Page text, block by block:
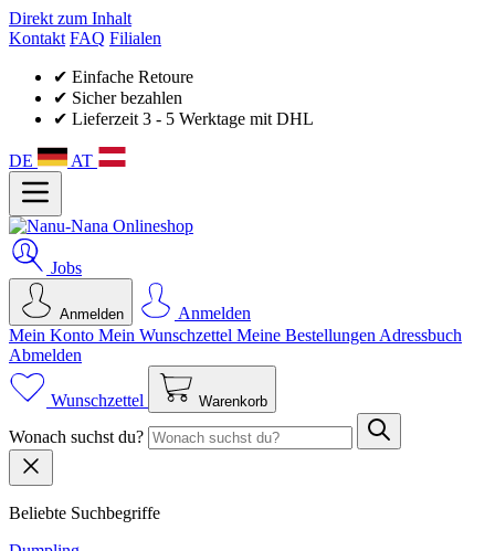
Direkt zum Inhalt
Kontakt FAQ Filialen
✔ Einfache Retoure
✔ Sicher bezahlen
✔ Lieferzeit 3 - 5 Werktage mit DHL
DE AT
Jobs
Anmelden
Anmelden
Mein Konto Mein Wunsch­zettel Meine Bestellungen Adressbuch
Abmelden
Wunschzettel Warenkorb
Wonach suchst du?
Beliebte Suchbegriffe